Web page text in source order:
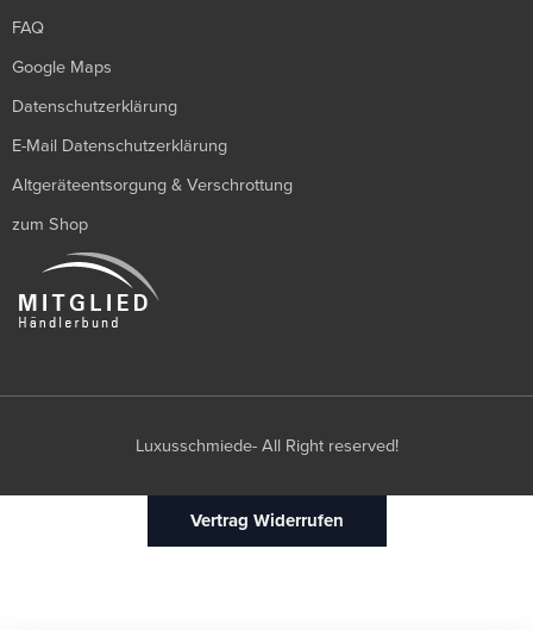
FAQ
Google Maps
Datenschutzerklärung
E-Mail Datenschutzerklärung
Altgeräteentsorgung & Verschrottung
zum Shop
Luxusschmiede- All Right reserved!
Vertrag Widerrufen